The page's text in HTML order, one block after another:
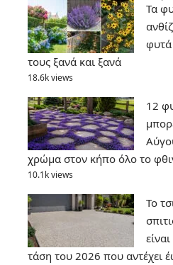
Τα
τους ξανά και ξανά
18.6k views
12
χρώμα στον κήπο όλο το
10.1k views
Το
τάση του 2026 που αντέχει